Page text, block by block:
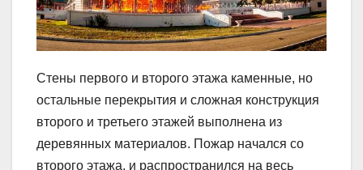
Стены первого и второго этажа каменные, но
остальные перекрытия и сложная конструкция
второго и третьего этажей выполнена из
деревянных материалов. Пожар начался со
второго этажа, и распространился на весь